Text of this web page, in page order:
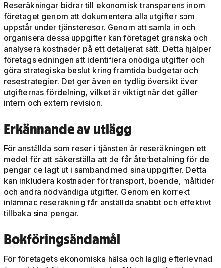
Reseräkningar bidrar till ekonomisk transparens inom
företaget genom att dokumentera alla utgifter som
uppstår under tjänsteresor. Genom att samla in och
organisera dessa uppgifter kan företaget granska och
analysera kostnader på ett detaljerat sätt. Detta hjälper
företagsledningen att identifiera onödiga utgifter och
göra strategiska beslut kring framtida budgetar och
resestrategier. Det ger även en tydlig översikt över
utgifternas fördelning, vilket är viktigt när det gäller
intern och extern revision.
Erkännande av utlägg
För anställda som reser i tjänsten är reseräkningen ett
medel för att säkerställa att de får återbetalning för de
pengar de lagt ut i samband med sina uppgifter. Detta
kan inkludera kostnader för transport, boende, måltider
och andra nödvändiga utgifter. Genom en korrekt
inlämnad reseräkning får anställda snabbt och effektivt
tillbaka sina pengar.
Bokföringsändamål
För företagets ekonomiska hälsa och laglig efterlevnad